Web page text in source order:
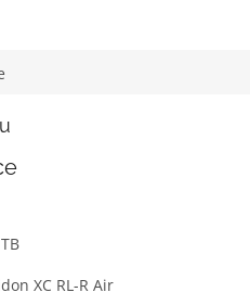
XC RL-R Air